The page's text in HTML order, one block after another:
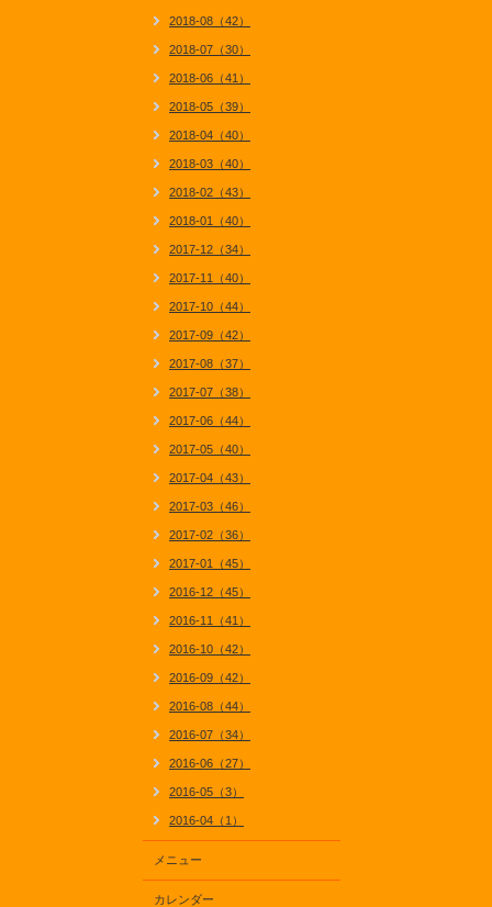
2018-08（42）
2018-07（30）
2018-06（41）
2018-05（39）
2018-04（40）
2018-03（40）
2018-02（43）
2018-01（40）
2017-12（34）
2017-11（40）
2017-10（44）
2017-09（42）
2017-08（37）
2017-07（38）
2017-06（44）
2017-05（40）
2017-04（43）
2017-03（46）
2017-02（36）
2017-01（45）
2016-12（45）
2016-11（41）
2016-10（42）
2016-09（42）
2016-08（44）
2016-07（34）
2016-06（27）
2016-05（3）
2016-04（1）
メニュー
カレンダー